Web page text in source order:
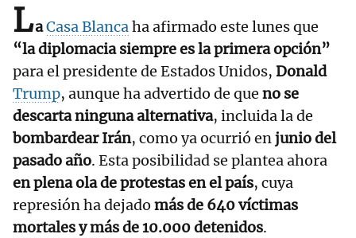
LaCasa Blancaha afirmado este lunes que
“la diplomacia siempre es la primera opción”
para el presidente de Estados Unidos, Donald
Trump, aunque ha advertido de que no se
descarta ninguna alternativa, incluida la de
bombardear Irán, como ya ocurrió enjunio del
pasado año. Esta posibilidad se plantea ahora
en plena ola de protestas en el país, cuya
represión ha dejado más de 640 víctimas
mortales y más de 10.000 detenidos.